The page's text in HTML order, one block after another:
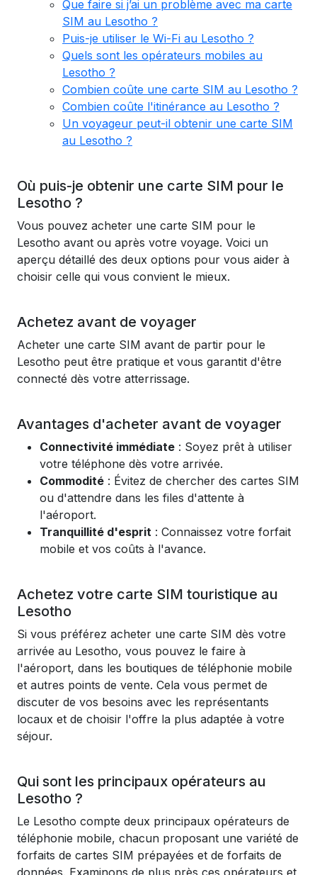
Que faire si j’ai un problème avec ma carte
SIM au Lesotho ?
Puis-je utiliser le Wi-Fi au Lesotho ?
Quels sont les opérateurs mobiles au
Lesotho ?
Combien coûte une carte SIM au Lesotho ?
Combien coûte l'itinérance au Lesotho ?
Un voyageur peut-il obtenir une carte SIM
au Lesotho ?
Où puis-je obtenir une carte SIM pour le
Lesotho ?
Vous pouvez acheter une carte SIM pour le
Lesotho avant ou après votre voyage. Voici un
aperçu détaillé des deux options pour vous aider à
choisir celle qui vous convient le mieux.
Achetez avant de voyager
Acheter une carte SIM avant de partir pour le
Lesotho peut être pratique et vous garantit d'être
connecté dès votre atterrissage.
Avantages d'acheter avant de voyager
Connectivité immédiate : Soyez prêt à utiliser
votre téléphone dès votre arrivée.
Commodité : Évitez de chercher des cartes SIM
ou d'attendre dans les files d'attente à
l'aéroport.
Tranquillité d'esprit : Connaissez votre forfait
mobile et vos coûts à l'avance.
Achetez votre carte SIM touristique au
Lesotho
Si vous préférez acheter une carte SIM dès votre
arrivée au Lesotho, vous pouvez le faire à
l'aéroport, dans les boutiques de téléphonie mobile
et autres points de vente. Cela vous permet de
discuter de vos besoins avec les représentants
locaux et de choisir l'offre la plus adaptée à votre
séjour.
Qui sont les principaux opérateurs au
Lesotho ?
Le Lesotho compte deux principaux opérateurs de
téléphonie mobile, chacun proposant une variété de
forfaits de cartes SIM prépayées et de forfaits de
données. Examinons de plus près ces opérateurs et